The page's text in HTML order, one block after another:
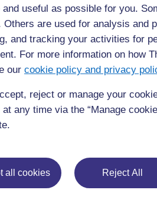
useful as possible for you.
Others are used for analysis and
and tracking your activities for
For more information on how
our cookie policy and privacy
reject or manage your
any time via the “Manage
all cookies Reject All
Activité clé : Lire
Préparez-vous à cette
Ressource 3 : Lecture
publicités ou noter celles
Donnez les publicités
Qu'est-ce qui fait l'objet
Comment les
sur le tableau pour avoir
Qui est-ce qui n'est pas
Après environ 15